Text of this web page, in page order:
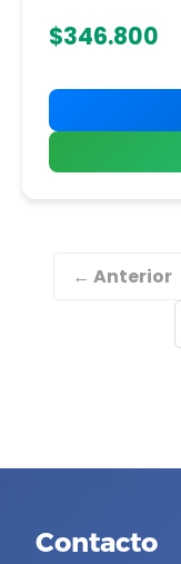
$346.800
← Anterior
Contacto